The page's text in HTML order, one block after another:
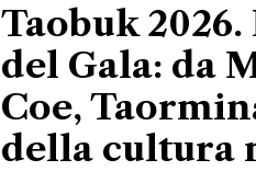
Taobuk
del Gala: da
Coe,
della cultura